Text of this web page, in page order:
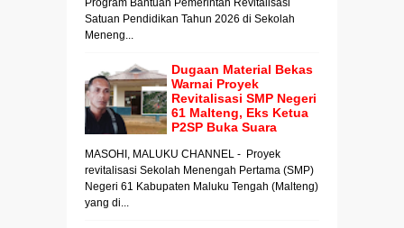
Program Bantuan Pemerintah Revitalisasi
Satuan Pendidikan Tahun 2026 di Sekolah
Meneng...
Dugaan Material Bekas
Warnai Proyek
Revitalisasi SMP Negeri
61 Malteng, Eks Ketua
P2SP Buka Suara
MASOHI, MALUKU CHANNEL - Proyek
revitalisasi Sekolah Menengah Pertama (SMP)
Negeri 61 Kabupaten Maluku Tengah (Malteng)
yang di...